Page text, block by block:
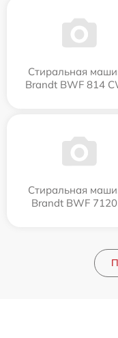
Стиральная
Brandt BWF 814
Стиральная
Brandt BWF 7120